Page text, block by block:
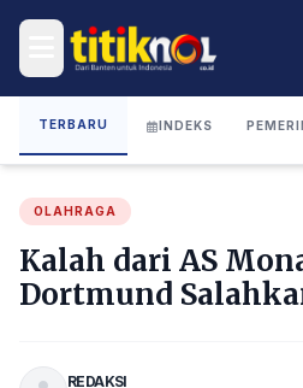
TERBARU INDEKS
OLAHRAGA
Kalah dari AS
Dortmund
REDAKSI